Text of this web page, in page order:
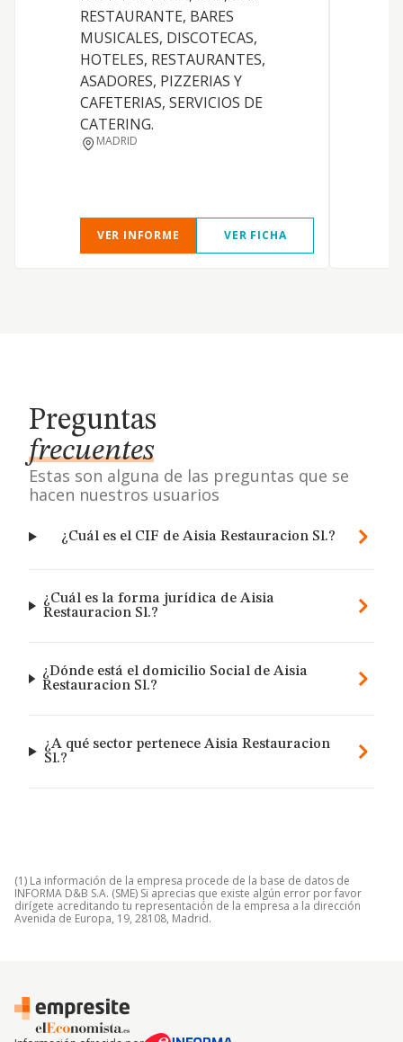
RESTAURANTE, BARES
MUSICALES, DISCOTECAS,
HOTELES, RESTAURANTES,
ASADORES, PIZZERIAS Y
CAFETERIAS, SERVICIOS DE
CATERING.
MADRID
VER INFORME VER FICHA
Preguntas
frecuentes
Estas son alguna de las preguntas que se
hacen nuestros usuarios
¿Cuál es el CIF de Aisia Restauracion Sl.?
¿Cuál es la forma jurídica de Aisia
Restauracion Sl.?
¿Dónde está el domicilio Social de Aisia
Restauracion Sl.?
¿A qué sector pertenece Aisia Restauracion
Sl.?
(1) La información de la empresa procede de la base de datos de
INFORMA D&B S.A. (SME) Si aprecias que existe algún error por favor
dirígete acreditando tu representación de la empresa a la dirección
Avenida de Europa, 19, 28108, Madrid.